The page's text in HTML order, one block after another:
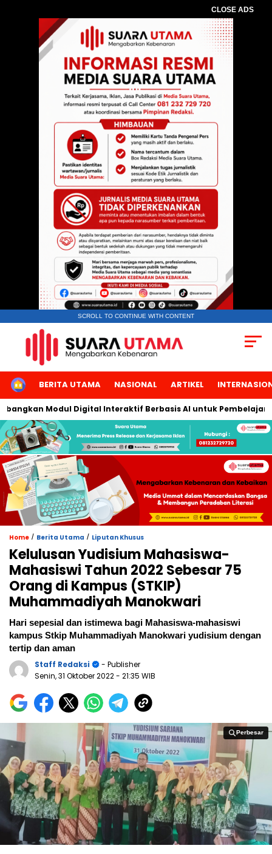
CLOSE ADS
SCROLL TO CONTINUE WITH CONTENT
HOMEBERITA UTAMA NASIONAL ARTIKEL
Modul Digital Interaktif Berbasis AI untuk Pembelajaran
Home / Berita Utama / Liputan Khusus
Kelulusan Yudisium Mahasiswa-
Mahasiswi Tahun 2022 Sebesar 75
Orang di Kampus (STKIP)
Muhammadiyah Manokwari
Hari sepesial dan istimewa bagi Mahasiswa-mahasiswi
kampus Stkip Muhammadiyah Manokwari yudisium dengan
tertip dan aman
Staff Redaksi
- Publisher
Senin, 31 Oktober 2022- 21:35 WIB
Perbesar
Perbesar